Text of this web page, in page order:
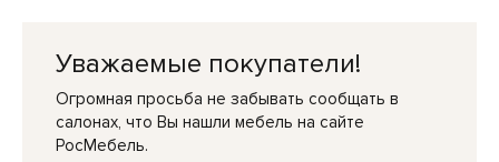
Уважаемые покупатели!
Огромная просьба не забывать сообщать в
салонах, что Вы нашли мебель на сайте
РосМебель.